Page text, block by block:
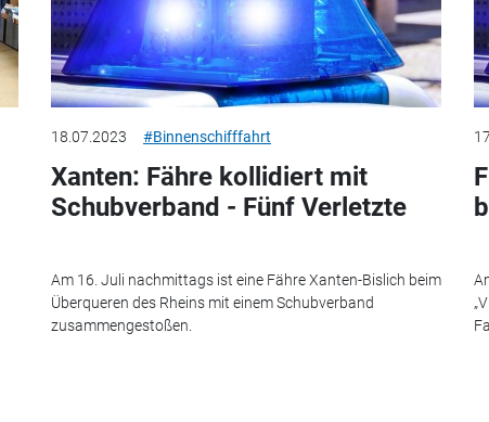
18.07.2023 #Binnenschifffahrt
Xanten: Fähre kollidiert mit
Schubverband - Fünf Verletzte
Am 16. Juli nachmittags ist eine Fähre Xanten-Bislich beim
Überqueren des Rheins mit einem Schubverband
zusammengestoßen.